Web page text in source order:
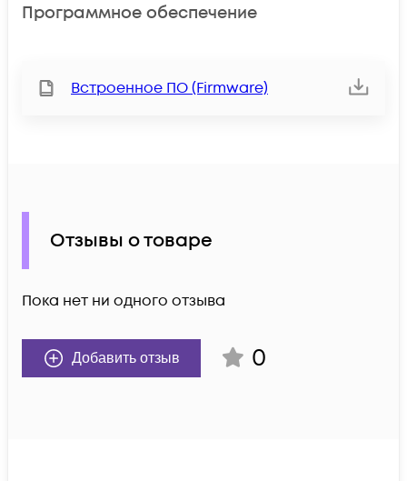
Программное обеспечение
Встроенное ПО (Firmware)
Отзывы о товаре
Пока нет ни одного отзыва
Добавить отзыв 0